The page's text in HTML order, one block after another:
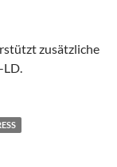
zusätzliche